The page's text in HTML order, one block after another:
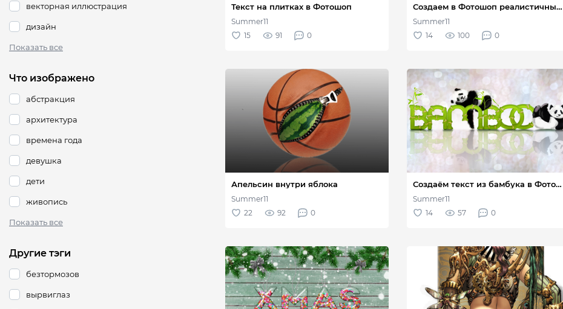
векторная иллюстрация
дизайн
Показать все
Что изображено
абстракция
архитектура
времена года
девушка
дети
живопись
Показать все
Другие тэги
безтормозов
вырвиглаз